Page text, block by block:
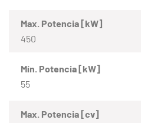
Max. Potencia [kW]
450
Mín. Potencia [kW]
55
Max. Potencia [cv]